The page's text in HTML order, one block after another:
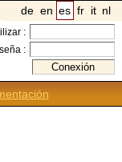
de en es fr it nl
:
: